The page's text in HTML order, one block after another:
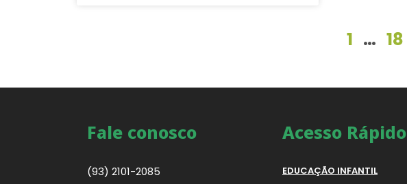
1 … 18
Fale conosco
(93) 2101-2085
Acesso Rápido
EDUCAÇÃO INFANTIL